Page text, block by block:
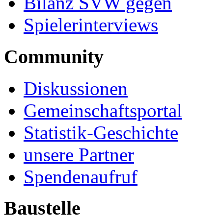
Spielerinterviews
Community
Diskussionen
Gemeinschaftsportal
Statistik-Geschichte
unsere Partner
Spendenaufruf
Baustelle